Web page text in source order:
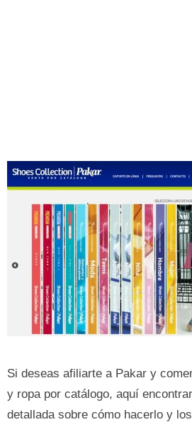
Si deseas afiliarte a Pakar y
y ropa por catálogo, aquí
detallada sobre cómo hacerlo y